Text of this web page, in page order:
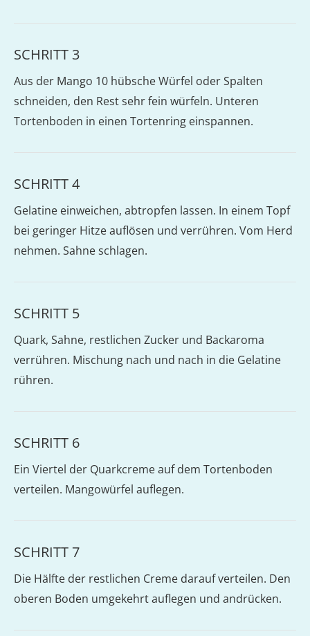
SCHRITT 3
Aus der Mango 10 hübsche Würfel oder Spalten
schneiden, den Rest sehr fein würfeln. Unteren
Tortenboden in einen Tortenring einspannen.
SCHRITT 4
Gelatine einweichen, abtropfen lassen. In einem Topf
bei geringer Hitze auflösen und verrühren. Vom Herd
nehmen. Sahne schlagen.
SCHRITT 5
Quark, Sahne, restlichen Zucker und Backaroma
verrühren. Mischung nach und nach in die Gelatine
rühren.
SCHRITT 6
Ein Viertel der Quarkcreme auf dem Tortenboden
verteilen. Mangowürfel auflegen.
SCHRITT 7
Die Hälfte der restlichen Creme darauf verteilen. Den
oberen Boden umgekehrt auflegen und andrücken.